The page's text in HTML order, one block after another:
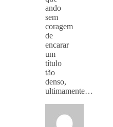
ando
sem
coragem
de
encarar
um
título
tão
denso,
ultimamente…